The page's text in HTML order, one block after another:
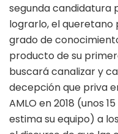
segunda candidatura
lograrlo, el
grado de
producto de su
buscará canalizar y
decepción que priva
AMLO en 2018 (unos
estima su equipo) a